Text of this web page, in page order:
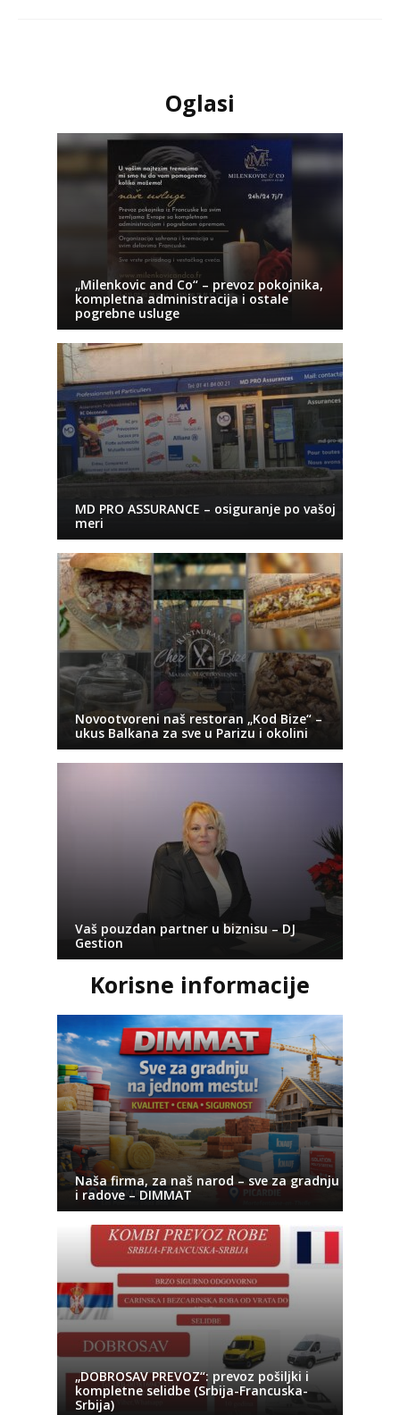
Oglasi
„Milenkovic and Co“ – prevoz pokojnika,
kompletna administracija i ostale
pogrebne usluge
MD PRO ASSURANCE – osiguranje po vašoj
meri
Novootvoreni naš restoran „Kod Bize“ –
ukus Balkana za sve u Parizu i okolini
Vaš pouzdan partner u biznisu – DJ
Gestion
Korisne informacije
Naša firma, za naš narod – sve za gradnju
i radove – DIMMAT
„DOBROSAV PREVOZ“: prevoz pošiljki i
kompletne selidbe (Srbija-Francuska-
Srbija)